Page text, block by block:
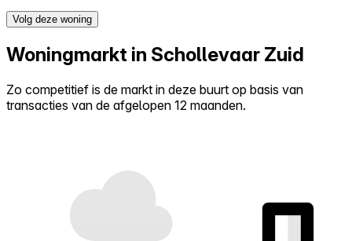
Volg deze woning
Woningmarkt in Schollevaar Zuid
Zo competitief is de markt in deze buurt op basis van
transacties van de afgelopen 12 maanden.